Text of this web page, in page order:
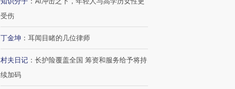
受伤
丁金坤 ： 耳闻目睹的几位律师
村夫日记 ： 长护险覆盖全国 筹资和服务给予将持
续加码